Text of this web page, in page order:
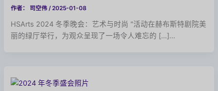
作者： 司空伟/2025-01-08
HSArts 2024 冬季晚会：艺术与时尚 "活动在赫布斯特剧院美
丽的绿厅举行，为观众呈现了一场令人难忘的 [...]...